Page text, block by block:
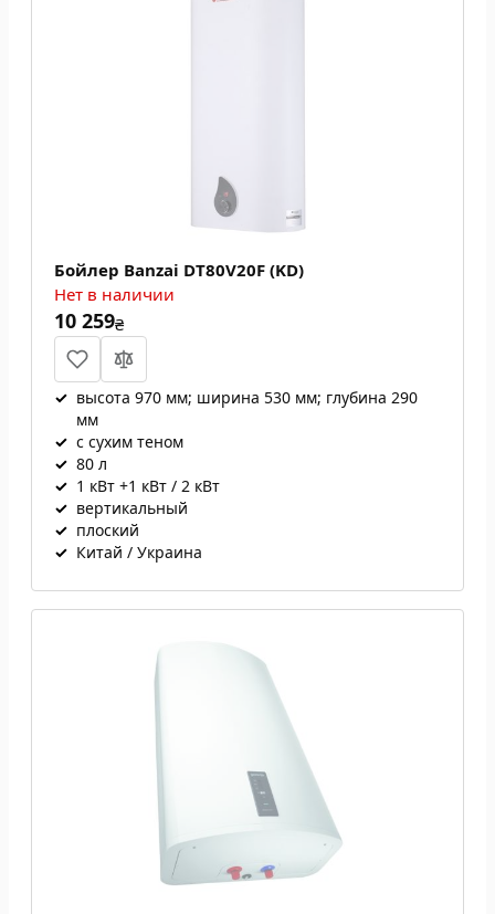
Бойлер Banzai DT80V20F (KD)
Нет в наличии
10 259₴
✓ высота 970 мм; ширина 530 мм; глубина 290
мм
✓ с сухим теном
✓ 80 л
✓ 1 кВт +1 кВт / 2 кВт
✓ вертикальный
✓ плоский
✓ Китай / Украина